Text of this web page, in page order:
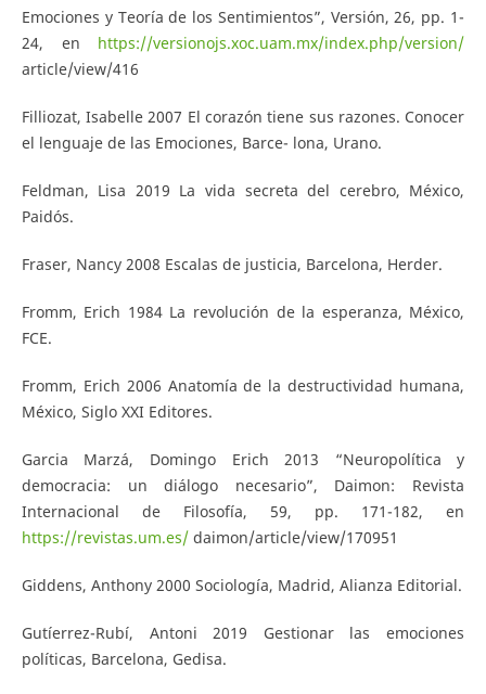
Emociones y Teoría de los Sentimientos”, Versión, 26, pp. 1-
24, en https://versionojs.xoc.uam.mx/index.php/version/
article/view/416
Filliozat, Isabelle 2007 El corazón tiene sus razones. Conocer
el lenguaje de las Emociones, Barce- lona, Urano.
Feldman, Lisa 2019 La vida secreta del cerebro, México,
Paidós.
Fraser, Nancy 2008 Escalas de justicia, Barcelona, Herder.
Fromm, Erich 1984 La revolución de la esperanza, México,
FCE.
Fromm, Erich 2006 Anatomía de la destructividad humana,
México, Siglo XXI Editores.
Garcia Marzá, Domingo Erich 2013 “Neuropolítica y
democracia: un diálogo necesario”, Daimon: Revista
Internacional de Filosofía, 59, pp. 171-182, en
https://revistas.um.es/daimon/article/view/170951
Giddens, Anthony 2000 Sociología, Madrid, Alianza Editorial.
Gutíerrez-Rubí, Antoni 2019 Gestionar las emociones
políticas, Barcelona, Gedisa.